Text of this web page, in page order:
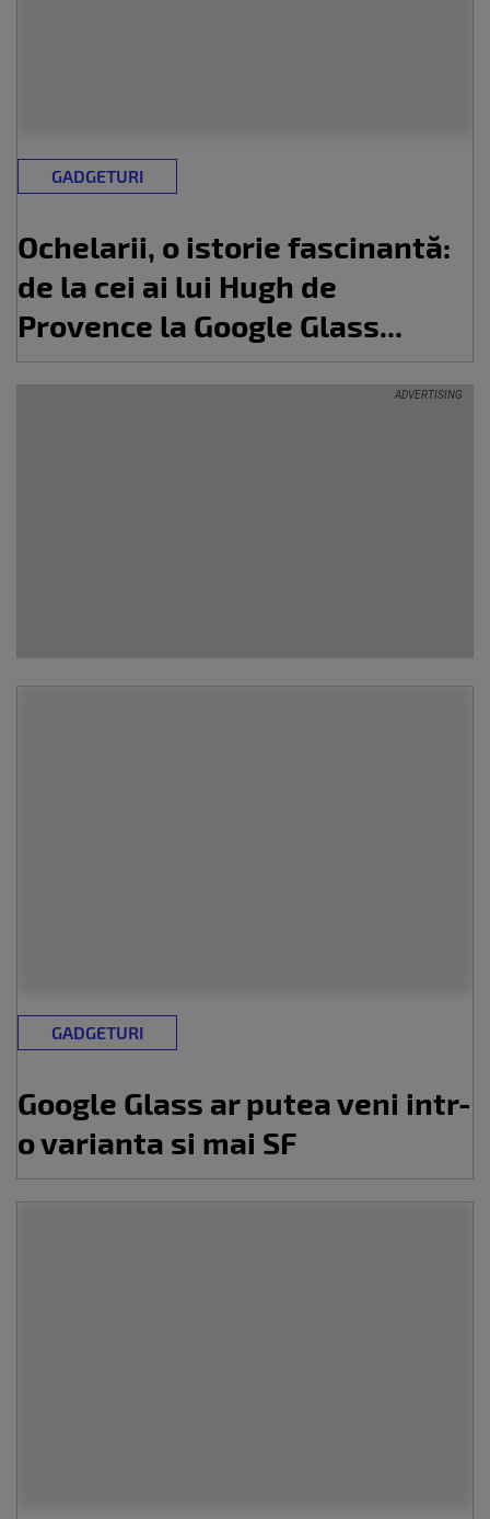
GADGETURI
Ochelarii, o istorie fascinantă:
de la cei ai lui Hugh de
Provence la Google Glass...
GADGETURI
Google Glass ar putea veni intr-
o varianta si mai SF